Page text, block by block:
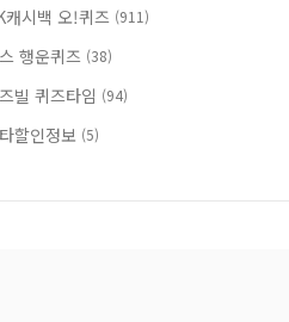
캐시백 오!퀴즈 (911)
행운퀴즈 (38)
빌 퀴즈타임 (94)
할인정보 (5)